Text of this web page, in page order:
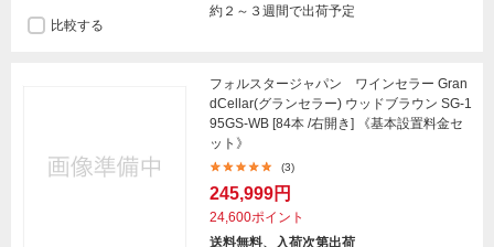
約２～３週間で出荷予定
比較する
フォルスタージャパン ワインセラー Gran
dCellar(グランセラー) ウッドブラウン SG-1
95GS-WB [84本 /右開き] 《基本設置料金セ
ット》
(3)
245,999円
24,600ポイント
送料無料、入荷次第出荷